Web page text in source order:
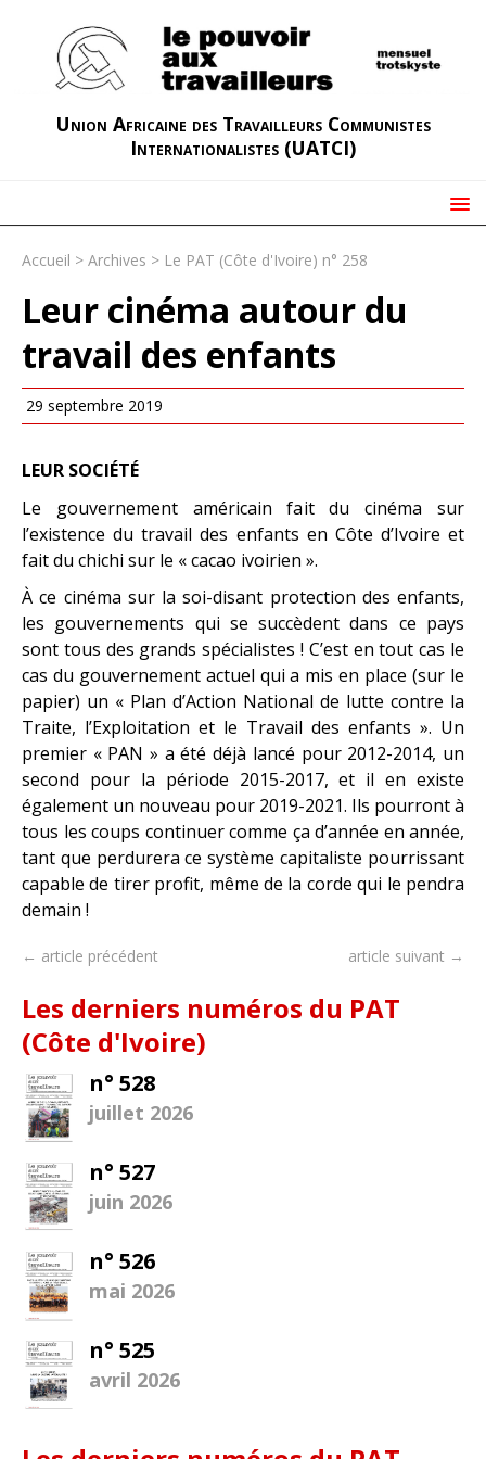
Union Africaine des Travailleurs Communistes
Internationalistes (UATCI)
Accueil > Archives > Le PAT (Côte d'Ivoire) n° 258
Leur cinéma autour du
travail des enfants
29 septembre 2019
LEUR SOCIÉTÉ
Le gouvernement américain fait du cinéma sur
l’existence du travail des enfants en Côte d’Ivoire et
fait du chichi sur le « cacao ivoirien ».
À ce cinéma sur la soi-disant protection des enfants,
les gouvernements qui se succèdent dans ce pays
sont tous des grands spécialistes ! C’est en tout cas le
cas du gouvernement actuel qui a mis en place (sur le
papier) un « Plan d’Action National de lutte contre la
Traite, l’Exploitation et le Travail des enfants ». Un
premier « PAN » a été déjà lancé pour 2012-2014, un
second pour la période 2015-2017, et il en existe
également un nouveau pour 2019-2021. Ils pourront à
tous les coups continuer comme ça d’année en année,
tant que perdurera ce système capitaliste pourrissant
capable de tirer profit, même de la corde qui le pendra
demain !
← article précédent article suivant →
Les derniers numéros du PAT
(Côte d'Ivoire)
n° 528
juillet 2026
n° 527
juin 2026
n° 526
mai 2026
n° 525
avril 2026